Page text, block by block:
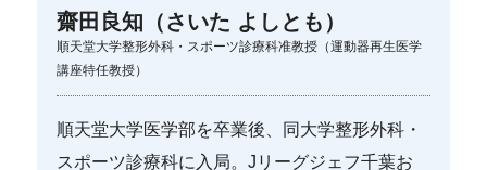
齋田良知（さいた よしとも）
順天堂大学整形外科・スポーツ診療科准教授（運動器再生医学
講座特任教授）
順天堂大学医学部を卒業後、同大学整形外科・
スポーツ診療科に入局。Jリーグジェフ千葉お